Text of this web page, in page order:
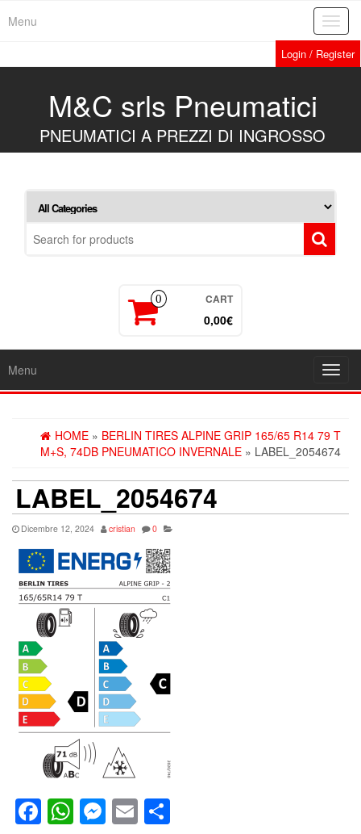
Menu
Login / Register
M&C srls Pneumatici
PNEUMATICI A PREZZI DI INGROSSO
0 CART
0,00€
Menu
HOME » BERLIN TIRES ALPINE GRIP 165/65 R14 79 T
M+S, 74DB PNEUMATICO INVERNALE » LABEL_2054674
LABEL_2054674
Dicembre 12, 2024 cristian 0
Facebook
WhatsApp
Messenger
Email